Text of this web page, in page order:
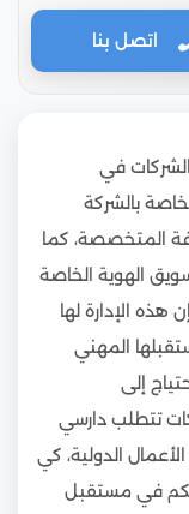
اتصل بنا
الشركات في
بالشركة
المتخصصة، كما
الهوية الخاصة
هذه الإدارة لها
المهني
إلى
تتطلب دارسي
الدولية، كي
في مستقبل